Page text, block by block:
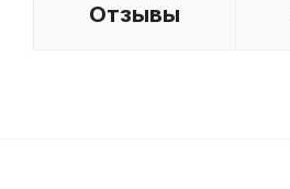
Отзывы